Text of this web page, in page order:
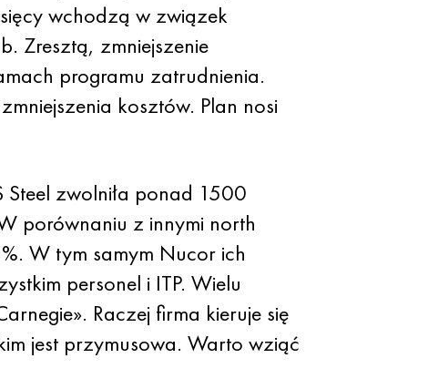
wchodzą w związek
Zresztą, zmniejszenie
programu zatrudnienia.
kosztów. Plan nosi
zwolniła ponad 1500
porównaniu z innymi north
W tym samym Nucor ich
personel i ITP. Wielu
Raczej firma kieruje się
jest przymusowa. Warto wziąć